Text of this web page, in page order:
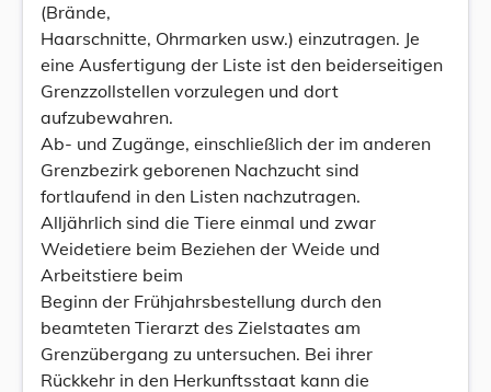
(Brände,
Haarschnitte, Ohrmarken usw.) einzutragen. Je
eine Ausfertigung der Liste ist den beiderseitigen
Grenzzollstellen vorzulegen und dort
aufzubewahren.
Ab- und Zugänge, einschließlich der im anderen
Grenzbezirk geborenen Nachzucht sind
fortlaufend in den Listen nachzutragen.
Alljährlich sind die Tiere einmal und zwar
Weidetiere beim Beziehen der Weide und
Arbeitstiere beim
Beginn der Frühjahrsbestellung durch den
beamteten Tierarzt des Zielstaates am
Grenzübergang zu untersuchen. Bei ihrer
Rückkehr in den Herkunftsstaat kann die